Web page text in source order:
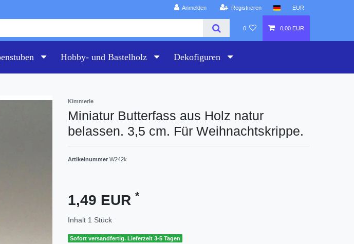
Anmelden Registrieren EUR
0 0,00 EUR
Hobby- und Bastelholz Dekofiguren
Kimmerle
Miniatur Butterfass aus Holz natur
belassen. 3,5 cm. Für Weihnachtskrippe.
Artikelnummer W242k
1,49 EUR *
Inhalt 1 Stück
Sofort versandfertig. Lieferzeit 3-5 Tagen